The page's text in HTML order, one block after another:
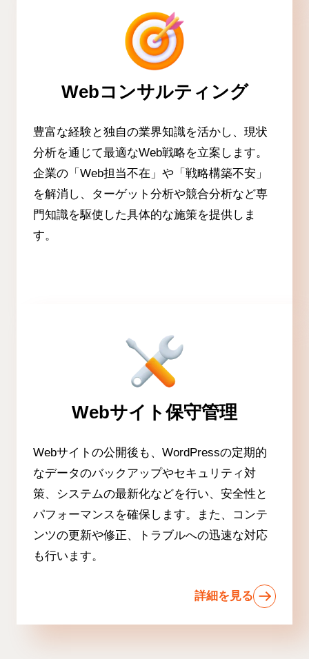
Webコンサルティング
豊富な経験と独自の業界知識を活かし、現状
分析を通じて最適なWeb戦略を立案します。
企業の「Web担当不在」や「戦略構築不安」
を解消し、ターゲット分析や競合分析など専
門知識を駆使した具体的な施策を提供しま
す。
Webサイト保守管理
Webサイトの公開後も、WordPressの定期的
なデータのバックアップやセキュリティ対
策、システムの最新化などを行い、安全性と
パフォーマンスを確保します。また、コンテ
ンツの更新や修正、トラブルへの迅速な対応
も行います。
詳細を見る